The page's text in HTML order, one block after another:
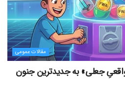
مقالات عمومی
جعلی» به جدیدترین جنون